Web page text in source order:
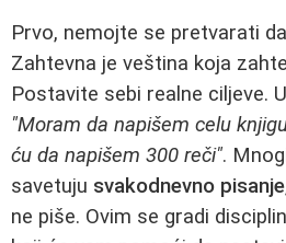
Prvo, nemojte se pretvarati
Zahtevna je veština koja
Postavite sebi realne ciljeve.
"Moram da napišem celu
ću da napišem 300 reči".
savetuju svakodnevno pisanje
ne piše. Ovim se gradi